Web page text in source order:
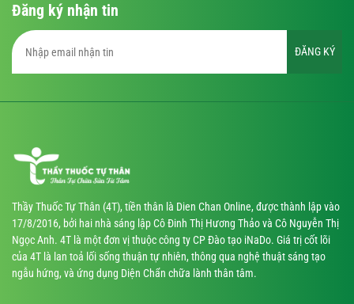
Đăng ký nhận tin
ĐĂNG KÝ
Thầy Thuốc Tự Thân (4T), tiền thân là Dien Chan Online, được thành lập vào
17/8/2016, bởi hai nhà sáng lập Cô Đinh Thị Hương Thảo và Cô Nguyễn Thị
Ngọc Anh. 4T là một đơn vị thuộc công ty CP Đào tạo iNaDo. Giá trị cốt lõi
của 4T là lan toả lối sống thuận tự nhiên, thông qua nghệ thuật sáng tạo
ngẫu hứng, và ứng dụng Diện Chẩn chữa lành thân tâm.